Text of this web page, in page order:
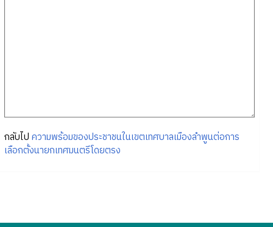
กลับไป ความพร้อมของประชาชนในเขตเทศบาลเมืองลำพูนต่อการ
เลือกตั้งนายกเทศมนตรีโดยตรง